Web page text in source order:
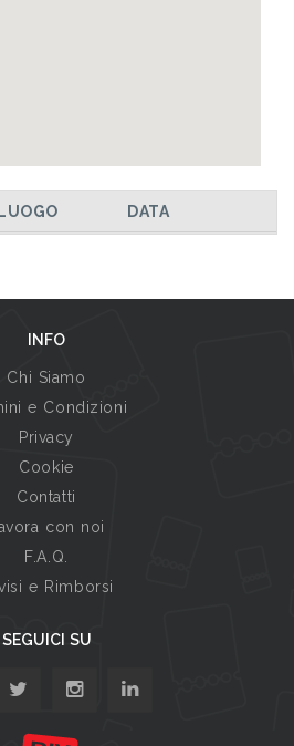
LUOGO DATA
INFO
Chi Siamo
e Condizioni
Privacy
Cookie
Contatti
con noi
F.A.Q.
e Rimborsi
SEGUICI SU